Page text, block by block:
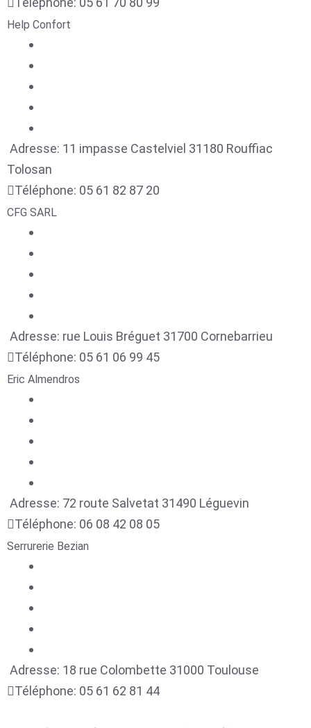
Help Confort
Adresse: 11 impasse Castelviel 31180 Rouffiac
Tolosan
Téléphone: 05 61 82 87 20
CFG SARL
Adresse: rue Louis Bréguet 31700 Cornebarrieu
Téléphone: 05 61 06 99 45
Eric Almendros
Adresse: 72 route Salvetat 31490 Léguevin
Téléphone: 06 08 42 08 05
Serrurerie Bezian
Adresse: 18 rue Colombette 31000 Toulouse
Téléphone: 05 61 62 81 44